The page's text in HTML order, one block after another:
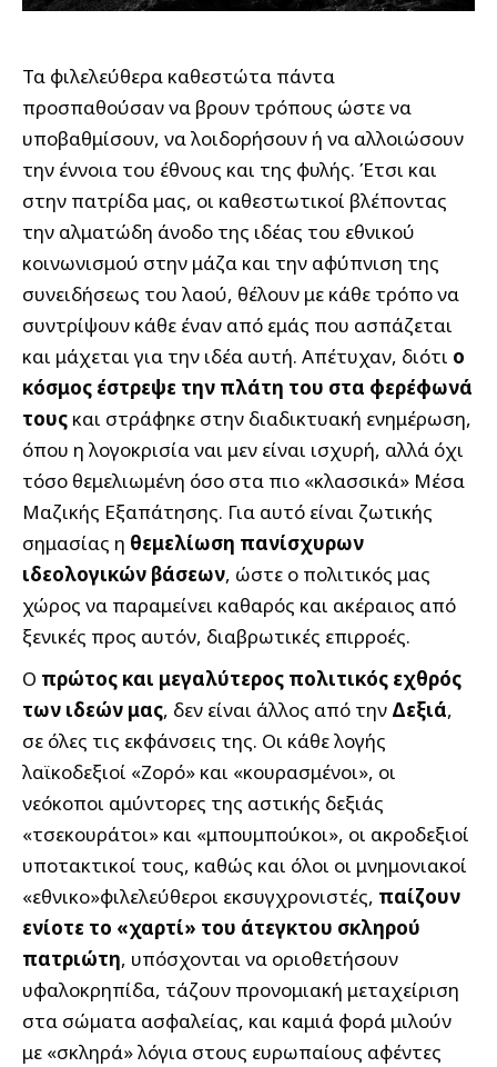
Τα φιλελεύθερα καθεστώτα πάντα
προσπαθούσαν να βρουν τρόπους ώστε να
υποβαθμίσουν, να λοιδορήσουν ή να αλλοιώσουν
την έννοια του έθνους και της φυλής. Έτσι και
στην πατρίδα μας, οι καθεστωτικοί βλέποντας
την αλματώδη άνοδο της ιδέας του εθνικού
κοινωνισμού στην μάζα και την αφύπνιση της
συνειδήσεως του λαού, θέλουν με κάθε τρόπο να
συντρίψουν κάθε έναν από εμάς που ασπάζεται
και μάχεται για την ιδέα αυτή. Απέτυχαν, διότι ο
κόσμος έστρεψε την πλάτη του στα φερέφωνά
τους και στράφηκε στην διαδικτυακή ενημέρωση,
όπου η λογοκρισία ναι μεν είναι ισχυρή, αλλά όχι
τόσο θεμελιωμένη όσο στα πιο «κλασσικά» Μέσα
Μαζικής Εξαπάτησης. Για αυτό είναι ζωτικής
σημασίας η θεμελίωση πανίσχυρων
ιδεολογικών βάσεων, ώστε ο πολιτικός μας
χώρος να παραμείνει καθαρός και ακέραιος από
ξενικές προς αυτόν, διαβρωτικές επιρροές.
Ο πρώτος και μεγαλύτερος πολιτικός εχθρός
των ιδεών μας, δεν είναι άλλος από την Δεξιά,
σε όλες τις εκφάνσεις της. Οι κάθε λογής
λαϊκοδεξιοί «Ζορό» και «κουρασμένοι», οι
νεόκοποι αμύντορες της αστικής δεξιάς
«τσεκουράτοι» και «μπουμπούκοι», οι ακροδεξιοί
υποτακτικοί τους, καθώς και όλοι οι μνημονιακοί
«εθνικο»φιλελεύθεροι εκσυγχρονιστές, παίζουν
ενίοτε το «χαρτί» του άτεγκτου σκληρού
πατριώτη, υπόσχονται να οριοθετήσουν
υφαλοκρηπίδα, τάζουν προνομιακή μεταχείριση
στα σώματα ασφαλείας, και καμιά φορά μιλούν
με «σκληρά» λόγια στους ευρωπαίους αφέντες